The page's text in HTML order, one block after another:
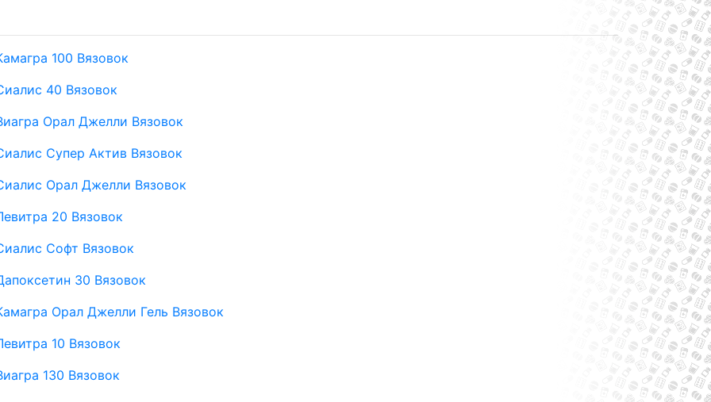
100 Вязовок
40 Вязовок
Орал Джелли Вязовок
Супер Актив Вязовок
Орал Джелли Вязовок
20 Вязовок
Софт Вязовок
30 Вязовок
Орал Джелли Гель Вязовок
10 Вязовок
130 Вязовок